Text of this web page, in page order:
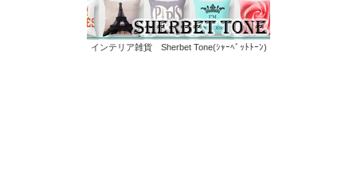
インテリア雑貨 Sherbet Tone(ｼｬｰﾍﾞｯﾄﾄｰﾝ)